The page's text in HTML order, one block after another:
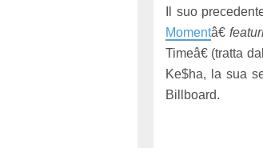
Il suo
Momentâ€
Timeâ€ (tratta
Ke$ha, la sua
Billboard.